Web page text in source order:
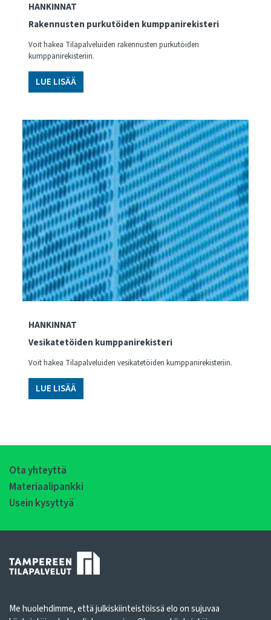
HANKINNAT
Rakennusten purkutöiden kumppanirekisteri
Voit hakea Tilapalveluiden rakennusten purkutöiden
kumppanirekisteriin.
LUE LISÄÄ
HANKINNAT
Vesikatetöiden kumppanirekisteri
Voit hakea Tilapalveluiden vesikatetöiden kumppanirekisteriin.
LUE LISÄÄ
Ota yhteyttä
Materiaalipankki
Usein kysyttyä
Me huolehdimme, että julkiskiinteistöissä elo on sujuvaa